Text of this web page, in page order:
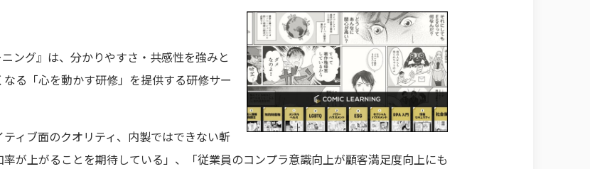
ング』は、分かりやすさ・共感性を強みと
る「心を動かす研修」を提供する研修サー
ィブ面のクオリティ、内製ではできない斬
が上がることを期待している」、「従業員のコンプラ意識向上が顧客満足度向上にも